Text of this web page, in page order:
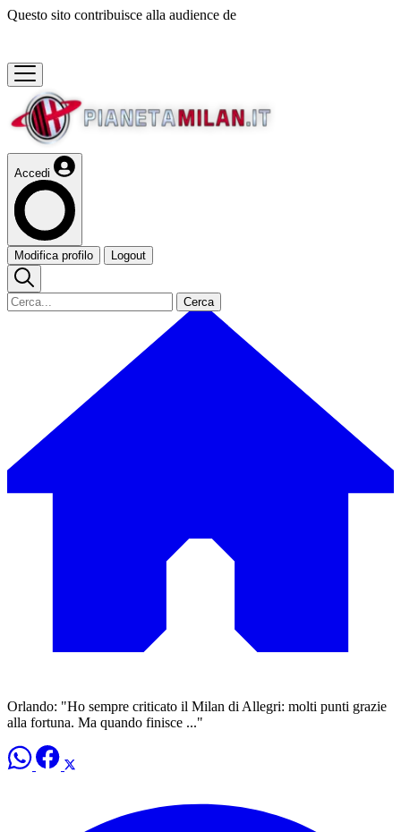
Questo sito contribuisce alla audience de
Accedi
Modifica profilo Logout
Cerca
Orlando: "Ho sempre criticato il Milan di Allegri: molti punti grazie
alla fortuna. Ma quando finisce ..."